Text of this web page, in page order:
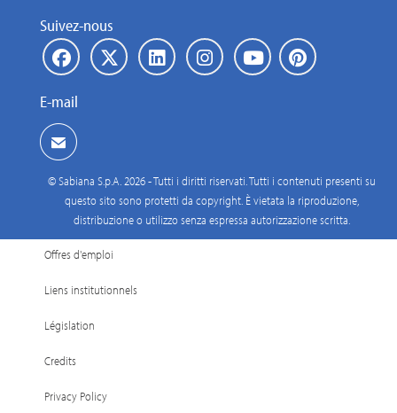
Suivez-nous
E-mail
© Sabiana S.p.A. 2026 - Tutti i diritti riservati. Tutti i contenuti presenti su
questo sito sono protetti da copyright. È vietata la riproduzione,
distribuzione o utilizzo senza espressa autorizzazione scritta.
Offres d'emploi
Liens institutionnels
Législation
Credits
Privacy Policy